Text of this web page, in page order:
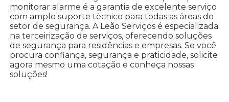
monitorar alarme é a garantia de excelente serviço
com amplo suporte técnico para todas as áreas do
setor de segurança. A Leão Serviços é especializada
na terceirização de serviços, oferecendo soluções
de segurança para residências e empresas. Se você
procura confiança, segurança e praticidade, solicite
agora mesmo uma cotação e conheça nossas
soluções!